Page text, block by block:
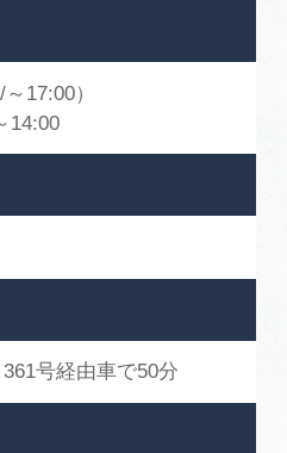
17:00）
14:00
号経由車で50分